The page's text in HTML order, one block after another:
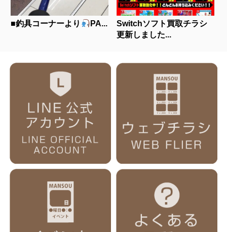
■釣具コーナーより PA...
Switchソフト買取チラシ
更新しました...